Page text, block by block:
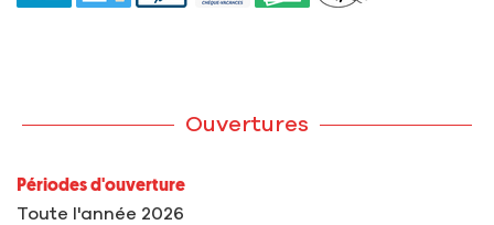
Ouvertures
Périodes d'ouverture
Toute l'année 2026